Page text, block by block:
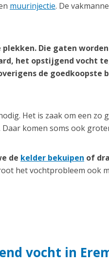
muurinjectie. De
Die gaten
het opstijgend vocht
de goedkoopste
Het is zaak om een zo
komen soms ook
de kelder bekuipen of
het vochtprobleem ook
vocht in